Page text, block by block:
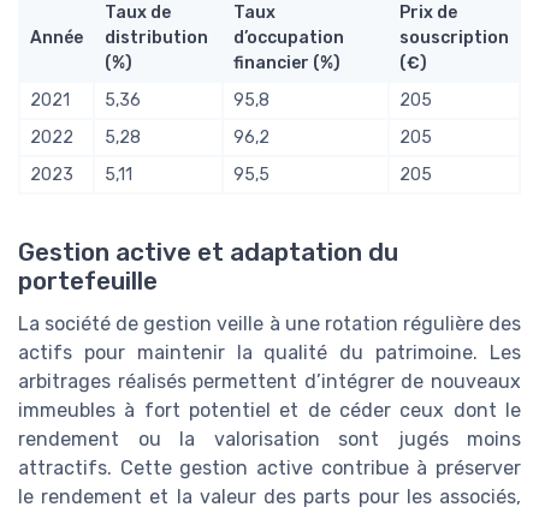
Année
Taux de
distribution
(%)
Taux
d’occupation
financier (%)
Prix de
souscription
(€)
2021
5,36 95,8
205
2022
5,28 96,2
205
2023
5,11 95,5 205
Gestion active et adaptation du
portefeuille
La société de gestion veille à une rotation régulière des
actifs pour maintenir la qualité du patrimoine. Les
arbitrages réalisés permettent d’intégrer de nouveaux
immeubles à fort potentiel et de céder ceux dont le
rendement ou la valorisation sont jugés moins
attractifs. Cette gestion active contribue à préserver
le rendement et la valeur des parts pour les associés,